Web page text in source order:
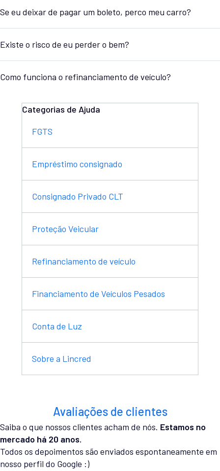
Se eu deixar de pagar um boleto, perco meu carro?
Existe o risco de eu perder o bem?
Como funciona o refinanciamento de veículo?
Categorias de Ajuda
FGTS
Empréstimo consignado
Consignado Privado CLT
Proteção Veicular
Refinanciamento de veículo
Financiamento de Veículos Pesados
Conta de Luz
Sobre a Lincred
Avaliações de clientes
Saiba o que nossos clientes acham de nós. Estamos no
mercado há 20 anos.
Todos os depoimentos são enviados espontaneamente em
nosso perfil do Google :)